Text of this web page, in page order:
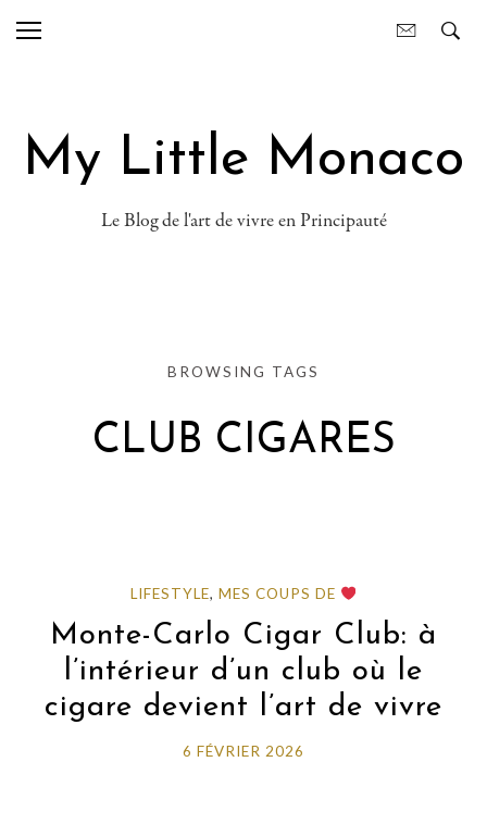
My Little Monaco
Le Blog de l'art de vivre en Principauté
BROWSING TAGS
CLUB CIGARES
LIFESTYLE, MES COUPS DE
Monte-Carlo Cigar Club: à
l’intérieur d’un club où le
cigare devient l’art de vivre
6 FÉVRIER 2026